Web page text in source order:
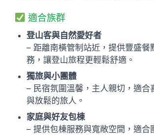
適合族群
登山客與自然愛好者
– 距離南橫管制站近，提供豐盛餐
務，讓登山旅程更輕鬆舒適。
獨旅與小團體
– 民宿氛圍溫馨，主人親切，適合
與放鬆的旅人。
家庭與好友包棟
– 提供包棟服務與寬敞空間，適合